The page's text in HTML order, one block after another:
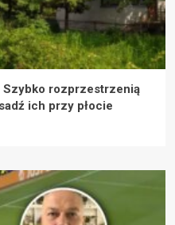
rozprzestrzenią
ich przy płocie